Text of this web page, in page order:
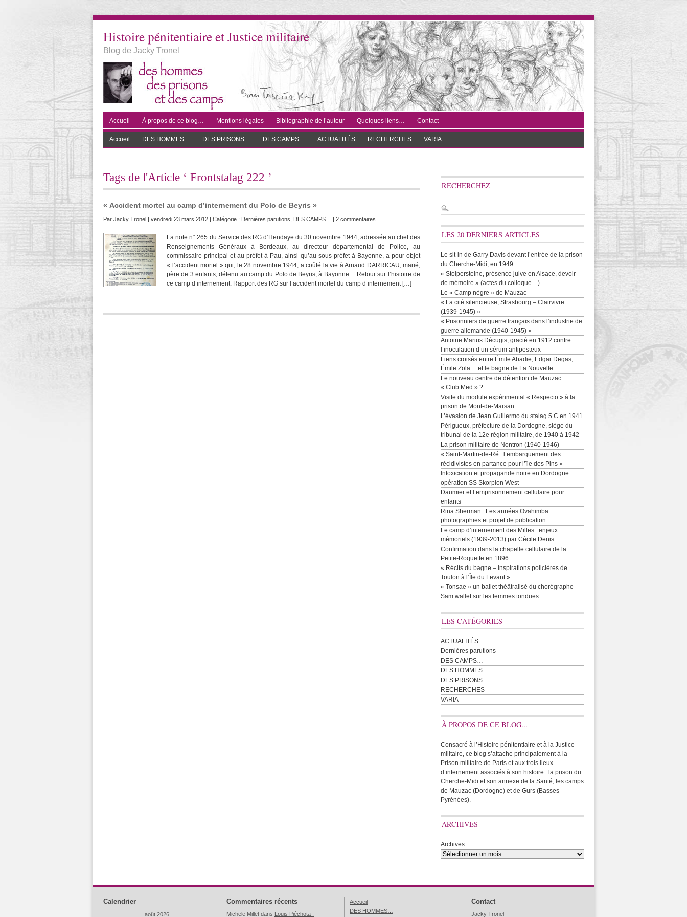
Histoire pénitentiaire et Justice militaire
Blog de Jacky Tronel
Accueil À propos de ce blog… Mentions légales Bibliographie de l’auteur Quelques liens… Contact
Accueil DES HOMMES… DES PRISONS… DES CAMPS… ACTUALITÉS RECHERCHES VARIA
Tags de l'Article ‘ Frontstalag 222 ’
« Accident mortel au camp d’internement du Polo de Beyris »
Par Jacky Tronel | vendredi 23 mars 2012 | Catégorie : Dernières parutions DES CAMPS… | 2 commentaires
La note n° 265 du Service des RG d’Hendaye du 30 novembre 1944, adressée au chef des
Renseignements Généraux à Bordeaux, au directeur départemental de Police, au
commissaire principal et au préfet à Pau, ainsi qu’au sous-préfet à Bayonne, a pour objet
« l’accident mortel » qui, le 28 novembre 1944, a coûté la vie à Arnaud DARRICAU, marié,
père de 3 enfants, détenu au camp du Polo de Beyris, à Bayonne… Retour sur l’histoire de
ce camp d’internement. Rapport des RG sur l’accident mortel du camp d’internement […]
RECHERCHEZ
LES 20 DERNIERS ARTICLES
Le sit-in de Garry Davis devant l’entrée de la prison
du Cherche-Midi, en 1949
« Stolpersteine, présence juive en Alsace, devoir
de mémoire » (actes du colloque…)
Le « Camp nègre » de Mauzac
« La cité silencieuse, Strasbourg – Clairvivre
(1939-1945) »
« Prisonniers de guerre français dans l’industrie de
guerre allemande (1940-1945) »
Antoine Marius Décugis, gracié en 1912 contre
l’inoculation d’un sérum antipesteux
Liens croisés entre Émile Abadie, Edgar Degas,
Émile Zola… et le bagne de La Nouvelle
Le nouveau centre de détention de Mauzac :
« Club Med » ?
Visite du module expérimental « Respecto » à la
prison de Mont-de-Marsan
L’évasion de Jean Guillermo du stalag 5 C en 1941
Périgueux, préfecture de la Dordogne, siège du
tribunal de la 12e région militaire, de 1940 à 1942
La prison militaire de Nontron (1940-1946)
« Saint-Martin-de-Ré : l’embarquement des
récidivistes en partance pour l’île des Pins »
Intoxication et propagande noire en Dordogne :
opération SS Skorpion West
Daumier et l’emprisonnement cellulaire pour
enfants
Rina Sherman : Les années Ovahimba…
photographies et projet de publication
Le camp d’internement des Milles : enjeux
mémoriels (1939-2013) par Cécile Denis
Confirmation dans la chapelle cellulaire de la
Petite-Roquette en 1896
« Récits du bagne – Inspirations policières de
Toulon à l’Île du Levant »
« Tonsae » un ballet théâtralisé du chorégraphe
Sam wallet sur les femmes tondues
LES CATÉGORIES
ACTUALITÉS
Dernières parutions
DES CAMPS…
DES HOMMES…
DES PRISONS…
RECHERCHES
VARIA
À PROPOS DE CE BLOG...
Consacré à l’Histoire pénitentiaire et à la Justice
militaire, ce blog s’attache principalement à la
Prison militaire de Paris et aux trois lieux
d’internement associés à son histoire : la prison du
Cherche-Midi et son annexe de la Santé, les camps
de Mauzac (Dordogne) et de Gurs (Basses-
Pyrénées).
ARCHIVES
Archives
Calendrier
août 2026
Commentaires récents
Michele Millet dans Louis Piéchota :
Accueil
DES HOMMES…
Contact
Jacky Tronel